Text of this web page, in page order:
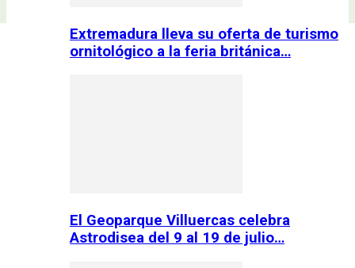
Extremadura lleva su oferta de turismo
ornitológico a la feria británica…
El Geoparque Villuercas celebra
Astrodisea del 9 al 19 de julio…